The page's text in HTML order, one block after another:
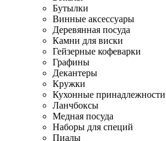
Бутылки
Винные аксессуары
Деревянная посуда
Камни для виски
Гейзерные кофеварки
Графины
Декантеры
Кружки
Кухонные принадлежности
Ланчбоксы
Медная посуда
Наборы для специй
Пиалы